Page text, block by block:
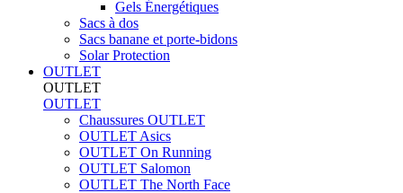
Gels Énergétiques
Sacs à dos
Sacs banane et porte-bidons
Solar Protection
OUTLET
OUTLET
OUTLET
Chaussures OUTLET
OUTLET Asics
OUTLET On Running
OUTLET Salomon
OUTLET The North Face